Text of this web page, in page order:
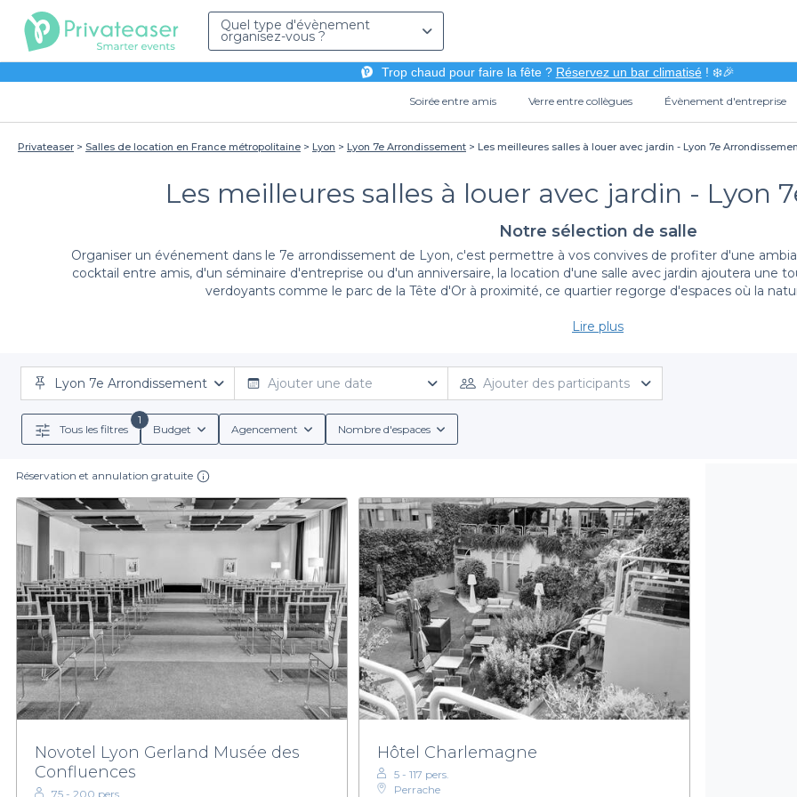
Quel type d'évènement
organisez-vous ?
Trop chaud pour faire la fête ? Réservez un bar climatisé! ❄️🎉
Soirée entre amis Verre entre collègues Évènement d'entreprise
Privateaser Salles de location en France métropolitaine Lyon Lyon 7e Arrondissement Les meilleures salles à louer avec jardin - Lyon 7e
Les meilleures salles à louer avec jardin - Lyon
Notre sélection de salle
Organiser un événement dans le 7e arrondissement de Lyon, c'est permettre à vos convives de profiter d'une
cocktail entre amis, d'un séminaire d'entreprise ou d'un anniversaire, la location d'une salle avec jardin ajoutera une
verdoyants comme le parc de la Tête d'Or à proximité, ce quartier regorge d'espaces où la
En optant pour Privateaser, vous bénéficiez d'une solution simple et efficace pour trouver la salle idéale avec
diversité d'espaces adaptés à tous types d'événements. De la salle intimiste au jardin spacieux, toutes les options sont
différents établissements et découvrir les spécificités de chacun, telles que les conditions de réservation, les
Tous nos lieux référencés sont conçus pour répondre à vos attentes. Que vous cherchiez des cocktails
Osez la nature pour vos événements
Réservez votre salle avec jardin dans le 7e arrondissement de Lyon et multipliez les chances de réussite de votre
de la praticité d’un service complet. Nous vous encourageons à explorer dès maintenant notre sélection d’espaces
Visitez notre site pour découvrir notre offre et planifier facilement votre prochaine
Lire plus
Lyon 7e Arrondissement Ajouter une date Ajouter des participants
Tous les filtres
1
Budget Agencement Nombre d'espaces
Réservation et annulation gratuite
Novotel Lyon Gerland Musée des
Confluences
75 - 200 pers.
Hôtel Charlemagne
5 - 117 pers.
Perrache